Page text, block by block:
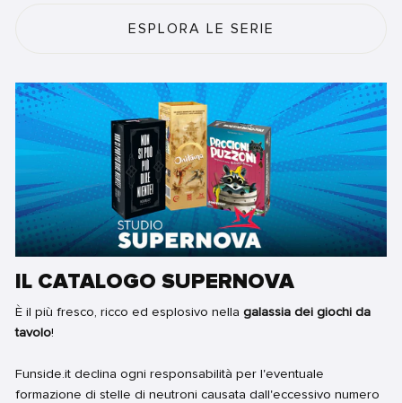
ESPLORA LE SERIE
IL CATALOGO SUPERNOVA
È il più fresco, ricco ed esplosivo nella galassia dei giochi da
tavolo!
Funside.it declina ogni responsabilità per l'eventuale
formazione di stelle di neutroni causata dall'eccessivo numero